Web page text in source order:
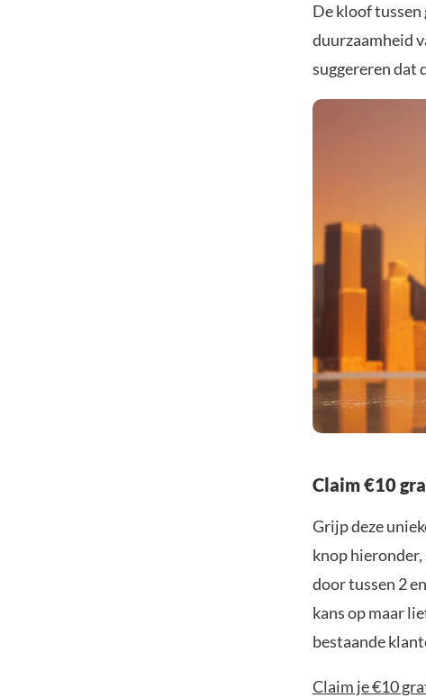
De kloof
duurzaamheid
suggereren dat
Claim €10
Grijp deze
knop
door tussen 2
kans op maar
bestaande
Claim je €10